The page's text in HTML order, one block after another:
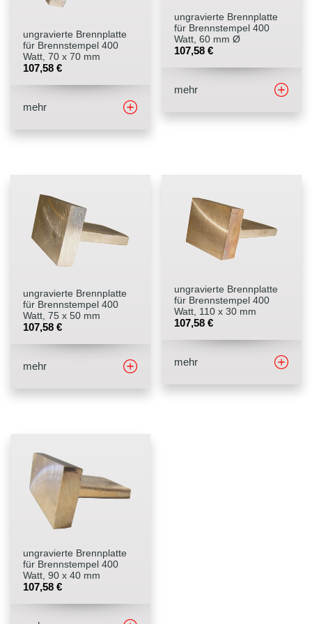
ungravierte Brennplatte
für Brennstempel 400
Watt, 70 x 70 mm
107,58 €
mehr
ungravierte Brennplatte
für Brennstempel 400
Watt, 60 mm Ø
107,58€
mehr
ungravierte Brennplatte
für Brennstempel 400
Watt, 75 x 50 mm
107,58 €
mehr
ungravierte Brennplatte
für Brennstempel 400
Watt, 110 x 30 mm
107,58€
mehr
ungravierte Brennplatte
für Brennstempel 400
Watt, 90 x 40 mm
107,58 €
Stempelkissen